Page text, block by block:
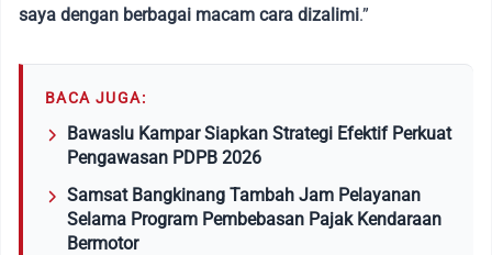
saya dengan berbagai macam cara dizalimi.”
BACA JUGA:
Bawaslu Kampar Siapkan Strategi Efektif Perkuat
Pengawasan PDPB 2026
Samsat Bangkinang Tambah Jam Pelayanan
Selama Program Pembebasan Pajak Kendaraan
Bermotor